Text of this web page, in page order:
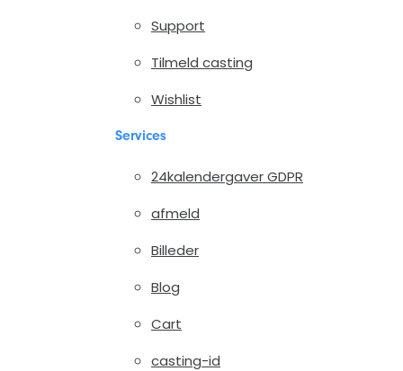
Support
Tilmeld casting
Wishlist
Services
24kalendergaver GDPR
afmeld
Billeder
Blog
Cart
casting-id